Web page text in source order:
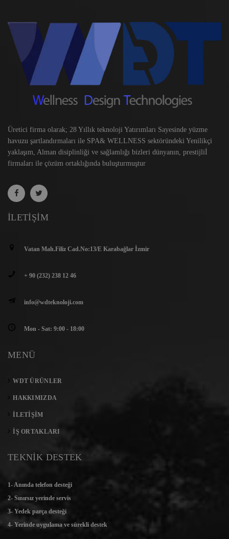
Üretici firma olarak; 28 Yıllık teknoloji Yatırımları Sayesinde yüzme
havuzu şartlandırmaları ile SPA& WELLNESS sektöründeki Yenilikçi
yaklaşım, Alman disiplinliği ve sağlamlığı bizleri dünyanın, prestijliİ
firmaları ile çözüm ortaklığında buluşturmuştur
İLETIŞIM
Vatan Mah.Filiz Cad.No:13/E Karabağlar İzmir
+ 90 (232) 238 12 46
info@wdteknoloji.com
Mon - Sat: 9:00 - 18:00
MENÜ
WDT ÜRÜNLER
HAKKIMIZDA
İLETIŞIM
İŞ ORTAKLARI
TEKNİK DESTEK
1- Anında telefon desteği
2- Sınırsız yerinde servis
3- Yedek parça desteği
4- Yerinde uygulama ve sürekli destek